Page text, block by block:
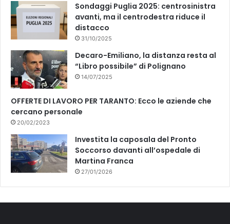
Sondaggi Puglia 2025: centrosinistra
avanti, ma il centrodestra riduce il
distacco
31/10/2025
Decaro-Emiliano, la distanza resta al
“Libro possibile” di Polignano
14/07/2025
OFFERTE DI LAVORO PER TARANTO: Ecco le aziende che
cercano personale
20/02/2023
Investita la caposala del Pronto
Soccorso davanti all’ospedale di
Martina Franca
27/01/2026